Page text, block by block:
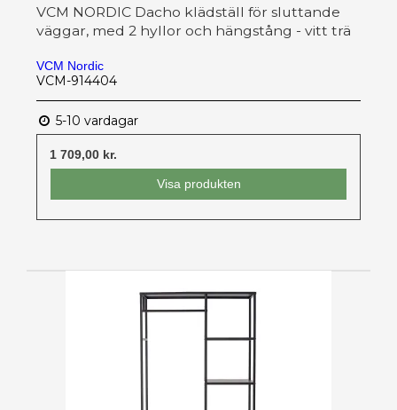
VCM NORDIC Dacho klädställ för sluttande
väggar, med 2 hyllor och hängstång - vitt trä
VCM Nordic
VCM-914404
5-10 vardagar
1 709,00 kr.
Visa produkten